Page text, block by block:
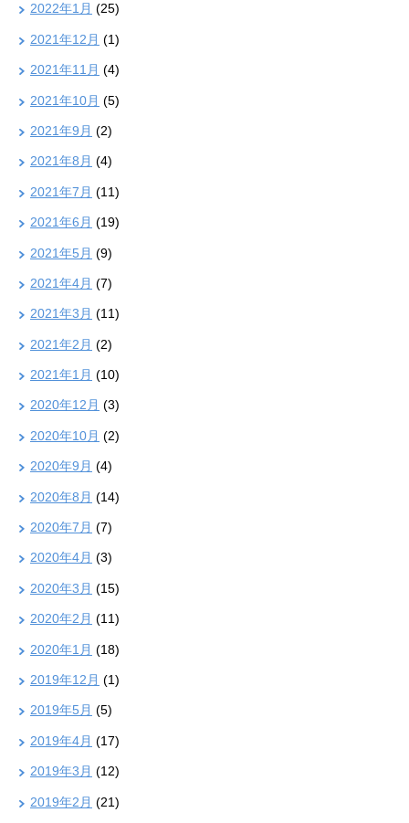
2022年1月 (25)
2021年12月 (1)
2021年11月 (4)
2021年10月 (5)
2021年9月 (2)
2021年8月 (4)
2021年7月 (11)
2021年6月 (19)
2021年5月 (9)
2021年4月 (7)
2021年3月 (11)
2021年2月 (2)
2021年1月 (10)
2020年12月 (3)
2020年10月 (2)
2020年9月 (4)
2020年8月 (14)
2020年7月 (7)
2020年4月 (3)
2020年3月 (15)
2020年2月 (11)
2020年1月 (18)
2019年12月 (1)
2019年5月 (5)
2019年4月 (17)
2019年3月 (12)
2019年2月 (21)